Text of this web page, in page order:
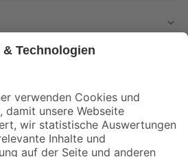
und Aktionen mehr verpassen!